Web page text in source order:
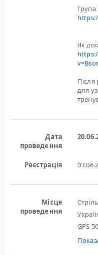
Група
Як
Після
для
Дата
проведення
Реєстрація
Місце
проведення
GPS